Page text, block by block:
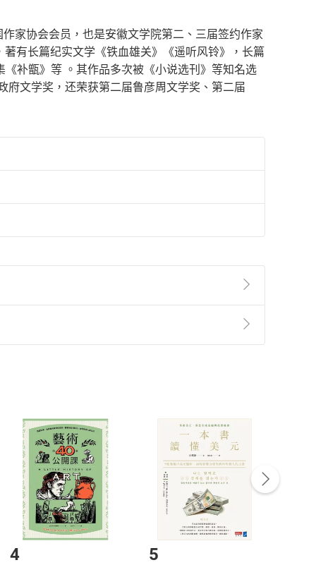
家协会会员，也是安徽文学院第二、三届签约作家
有长篇纪实文学《铁血雄关》《遥听风铃》，长篇
补甑》等 。其作品多次被《小说选刊》等知名选
府文学奖，还荣获第二届鲁彦周文学奖、第二届
第2條第5款之規定，「非以有形媒介提供之數位
點選「瀏覽訂單明細」 「申請取消訂單/ 退
貨。
付款方式
Payment
完成訂單
Complete
號，下載書籍後看書
4 5